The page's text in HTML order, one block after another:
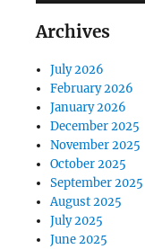
Archives
July 2026
February 2026
January 2026
December 2025
November 2025
October 2025
September 2025
August 2025
July 2025
June 2025